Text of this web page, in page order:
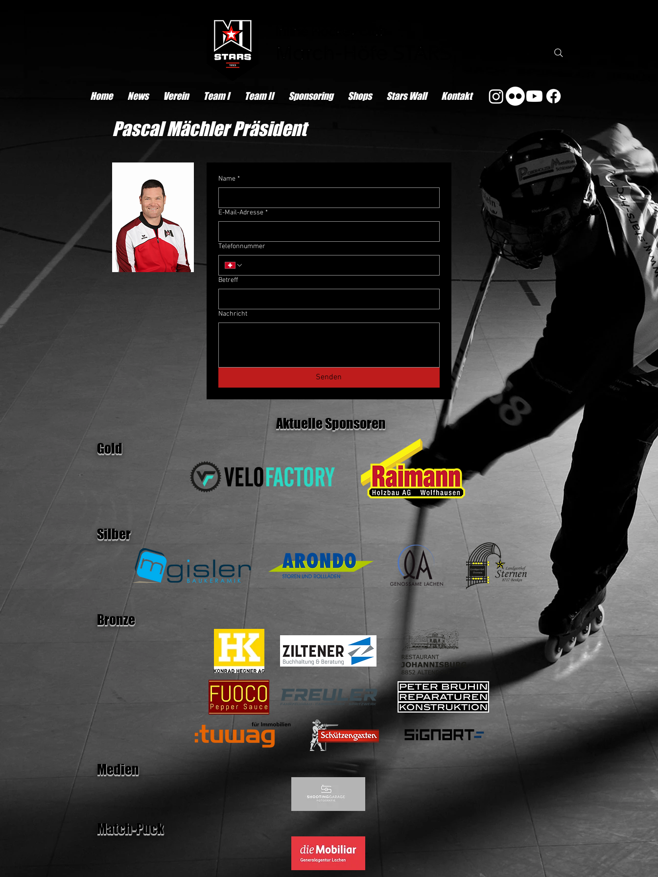
Home News Verein Team I Team II Sponsoring Shops Stars Wall Kontakt
Pascal Mächler Präsident
Name *
E-Mail-Adresse *
Telefonnummer
Betreff
Nachricht
Senden
Aktuelle Sponsoren
Gold
Silber
Bronze
Medien
Match-Puck